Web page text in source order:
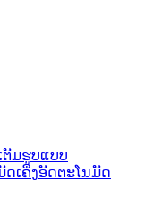
ຕັມຮູບແບບ
ດເຄິ່ງອັດຕະໂນມັດ